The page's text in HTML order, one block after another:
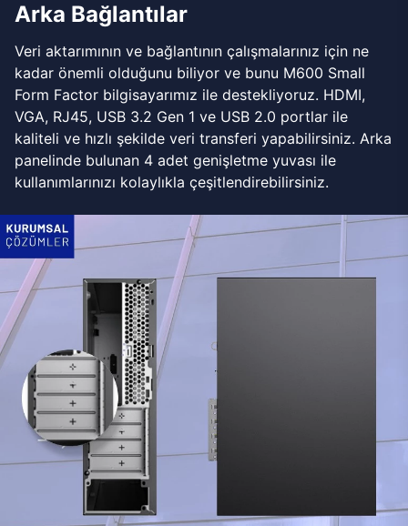
Arka Bağlantılar
Veri aktarımının ve bağlantının çalışmalarınız için ne
kadar önemli olduğunu biliyor ve bunu M600 Small
Form Factor bilgisayarımız ile destekliyoruz. HDMI,
VGA, RJ45, USB 3.2 Gen 1 ve USB 2.0 portlar ile
kaliteli ve hızlı şekilde veri transferi yapabilirsiniz. Arka
panelinde bulunan 4 adet genişletme yuvası ile
kullanımlarınızı kolaylıkla çeşitlendirebilirsiniz.